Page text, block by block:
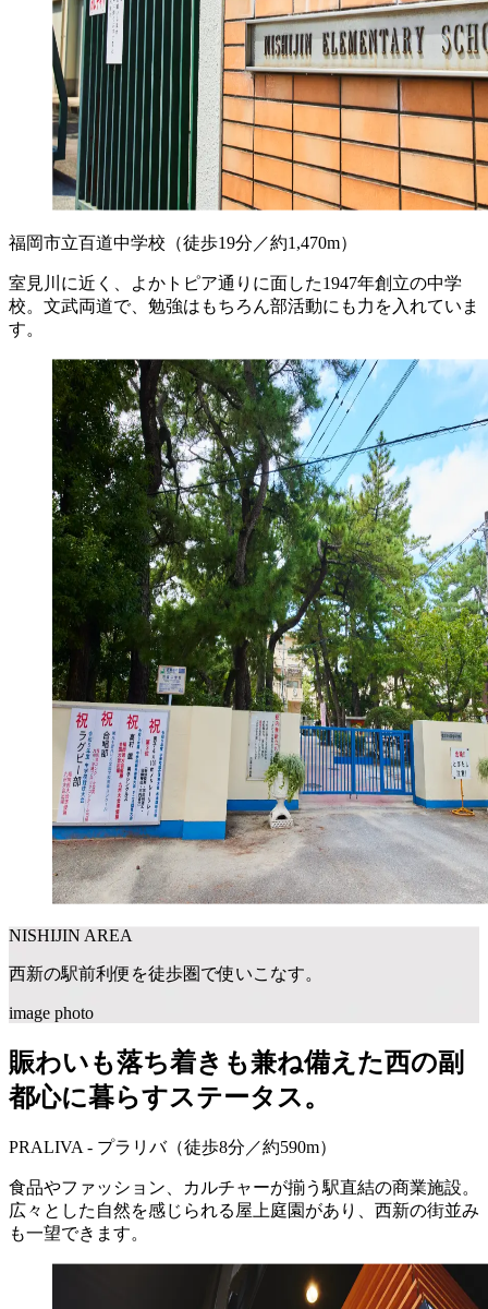
福岡市立百道中学校 （徒歩19分／約1,470m）
室見川に近く、よかトピア通りに面した1947年創立の中学
校。文武両道で、勉強はもちろん部活動にも力を入れていま
す。
NISHIJIN AREA
西新の駅前利便を徒歩圏で使いこなす。
image photo
賑わいも落ち着きも兼ね備えた西の副
都心に暮らすステータス。
PRALIVA - プラリバ（徒歩8分／約590m）
食品やファッション、カルチャーが揃う駅直結の商業施設。
広々とした自然を感じられる屋上庭園があり、西新の街並み
も一望できます。